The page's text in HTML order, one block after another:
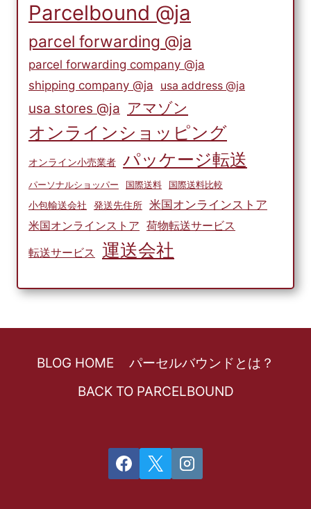
Parcelbound @ja
parcel forwarding @ja
parcel forwarding company @ja
shipping company @ja
usa address @ja
usa stores @ja アマゾン
オンラインショッピング
オンライン小売業者 パッケージ転送
パーソナルショッパー 国際送料 国際送料比較
小包輸送会社 発送先住所 米国オンラインストア
米国オンラインストア 荷物転送サービス
転送サービス 運送会社
BLOG HOME
パーセルバウンドとは？
BACK TO PARCELBOUND